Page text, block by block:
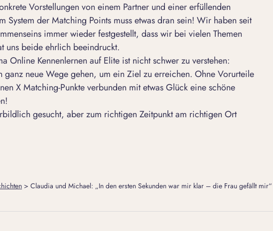
Vorstellungen von einem Partner und einer erfüllenden
System der Matching Points muss etwas dran sein! Wir haben seit
immer wieder festgestellt, dass wir bei vielen Themen
uns beide ehrlich beeindruckt.
Online Kennenlernen auf Elite ist nicht schwer zu verstehen:
ganz neue Wege gehen, um ein Ziel zu erreichen. Ohne Vorurteile
X Matching-Punkte verbunden mit etwas Glück eine schöne
gesucht, aber zum richtigen Zeitpunkt am richtigen Ort
> Claudia und Michael: „In den ersten Sekunden war mir klar – die Frau gefällt mir“